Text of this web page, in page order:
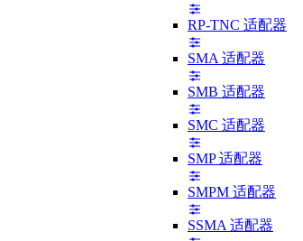
RP-TNC 适配器
SMA 适配器
SMB 适配器
SMC 适配器
SMP 适配器
SMPM 适配器
SSMA 适配器